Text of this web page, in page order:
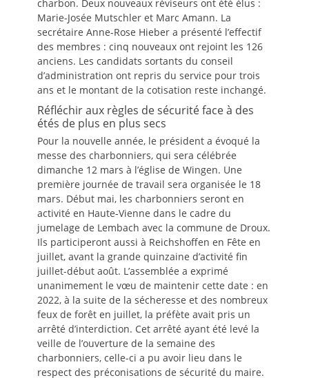
charbon. Deux nouveaux réviseurs ont été élus :
Marie-Josée Mutschler et Marc Amann. La
secrétaire Anne-Rose Hieber a présenté l’effectif
des membres : cinq nouveaux ont rejoint les 126
anciens. Les candidats sortants du conseil
d’administration ont repris du service pour trois
ans et le montant de la cotisation reste inchangé.
Réfléchir aux règles de sécurité face à des
étés de plus en plus secs
Pour la nouvelle année, le président a évoqué la
messe des charbonniers, qui sera célébrée
dimanche 12 mars à l’église de Wingen. Une
première journée de travail sera organisée le 18
mars. Début mai, les charbonniers seront en
activité en Haute-Vienne dans le cadre du
jumelage de Lembach avec la commune de Droux.
Ils participeront aussi à Reichshoffen en Fête en
juillet, avant la grande quinzaine d’activité fin
juillet-début août. L’assemblée a exprimé
unanimement le vœu de maintenir cette date : en
2022, à la suite de la sécheresse et des nombreux
feux de forêt en juillet, la préfète avait pris un
arrêté d’interdiction. Cet arrêté ayant été levé la
veille de l’ouverture de la semaine des
charbonniers, celle-ci a pu avoir lieu dans le
respect des préconisations de sécurité du maire.